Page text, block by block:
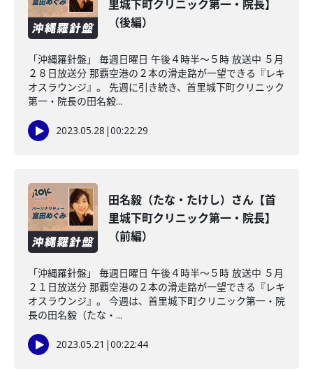
里城下町クリニック第一・院長】
（後編）
「沖縄羅針盤」 毎週日曜日 午後４時半～５時 放送中 ５月
２８日放送分 那覇空港の２本の滑走路が一望できる『レキ
オスラウンジ』。 先週に引き続き、首里城下町クリニック
第一・院長の田名毅...
2023.05.28 |00:22:29
田名毅（たな・たけし）さん【首
里城下町クリニック第一・院長】
（前編）
「沖縄羅針盤」 毎週日曜日 午後４時半～５時 放送中 ５月
２１日放送分 那覇空港の２本の滑走路が一望できる『レキ
オスラウンジ』。 今週は、首里城下町クリニック第一・院
長の田名毅（たな・...
2023.05.21 |00:22:44